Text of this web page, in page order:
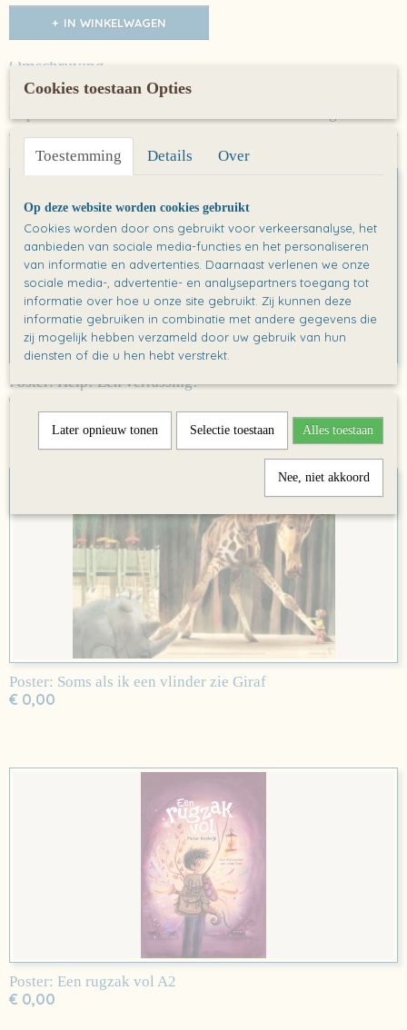
IN WINKELWAGEN
Omschrijving
Hoe worden mama's gemaakt door Mireille Geus en Evy Van Guyse
https://lemniscaat.nl/boeken/hoe-worden-mamas-gemaakt
Ook interessant
Poster: Help! Een verrassing!
€ 0,00
Poster: Soms als ik een vlinder zie Giraf
€ 0,00
Poster: Een rugzak vol A2
€ 0,00
Cookies toestaan Opties
Toestemming Details Over
Op deze website worden cookies gebruikt
Cookies worden door ons gebruikt voor verkeersanalyse, het
aanbieden van sociale media-functies en het personaliseren
van informatie en advertenties. Daarnaast verlenen we onze
sociale media-, advertentie- en analysepartners toegang tot
informatie over hoe u onze site gebruikt. Zij kunnen deze
informatie gebruiken in combinatie met andere gegevens die
zij mogelijk hebben verzameld door uw gebruik van hun
diensten of die u hen hebt verstrekt.
Later opnieuw tonen Selectie toestaan Alles toestaan
Nee, niet akkoord